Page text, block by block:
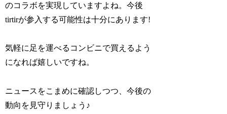
のコラボを実現していますよね。今後
tirtirが参入する可能性は十分にあります!
気軽に足を運べるコンビニで買えるよう
になれば嬉しいですね。
ニュースをこまめに確認しつつ、今後の
動向を見守りましょう♪